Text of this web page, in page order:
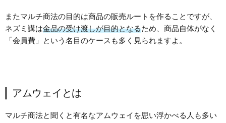
またマルチ商法の目的は商品の販売ルートを作ることですが、
ネズミ講は金品の受け渡しが目的となるため、商品自体がなく
「会員費」という名目のケースも多く見られますよ。
アムウェイとは
マルチ商法と聞くと有名なアムウェイを思い浮かべる人も多い